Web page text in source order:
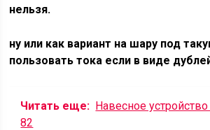
нельзя.
ну или как вариант на шару под
пользовать тока если в виде
Читать еще: Навесное
82